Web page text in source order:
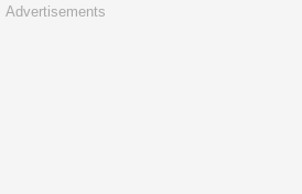
Advertisements